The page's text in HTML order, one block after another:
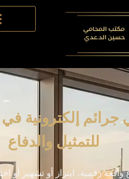
إلكترونية في
للتمثيل والدفاع
رقمية، ابتزاز أو تشهير أو